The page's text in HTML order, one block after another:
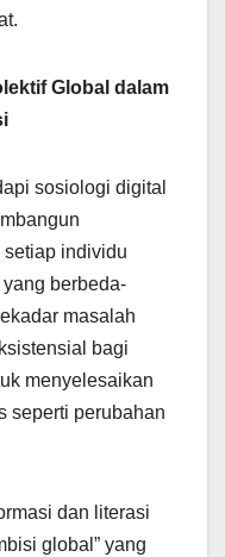
Global dalam
sosiologi digital
individu
berbeda-
masalah
bagi
menyelesaikan
seperti perubahan
dan literasi
global” yang